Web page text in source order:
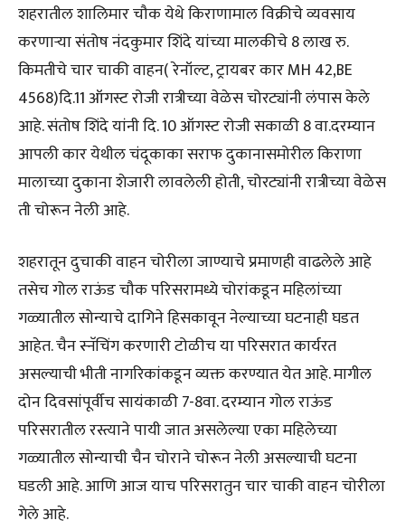
शहरातील शालिमार चौक येथे किराणामाल विक्रीचे व्यवसाय
करणाऱ्या संतोष नंदकुमार शिंदे यांच्या मालकीचे 8 लाख रु.
किमतीचे चार चाकी वाहन( रेनॉल्ट, ट्रायबर कार MH 42,BE
4568)दि.11 ऑगस्ट रोजी रात्रीच्या वेळेस चोरट्यांनी लंपास केले
आहे. संतोष शिंदे यांनी दि. 10 ऑगस्ट रोजी सकाळी 8 वा.दरम्यान
आपली कार येथील चंदूकाका सराफ दुकानासमोरील किराणा
मालाच्या दुकाना शेजारी लावलेली होती, चोरट्यांनी रात्रीच्या वेळेस
ती चोरून नेली आहे.
शहरातून दुचाकी वाहन चोरीला जाण्याचे प्रमाणही वाढलेले आहे
तसेच गोल राऊंड चौक परिसरामध्ये चोरांकडून महिलांच्या
गळ्यातील सोन्याचे दागिने हिसकावून नेल्याच्या घटनाही घडत
आहेत. चैन स्नॅचिंग करणारी टोळीच या परिसरात कार्यरत
असल्याची भीती नागरिकांकडून व्यक्त करण्यात येत आहे. मागील
दोन दिवसांपूर्वीच सायंकाळी 7-8वा. दरम्यान गोल राऊंड
परिसरातील रस्त्याने पायी जात असलेल्या एका महिलेच्या
गळ्यातील सोन्याची चैन चोराने चोरून नेली असल्याची घटना
घडली आहे. आणि आज याच परिसरातुन चार चाकी वाहन चोरीला
गेले आहे.